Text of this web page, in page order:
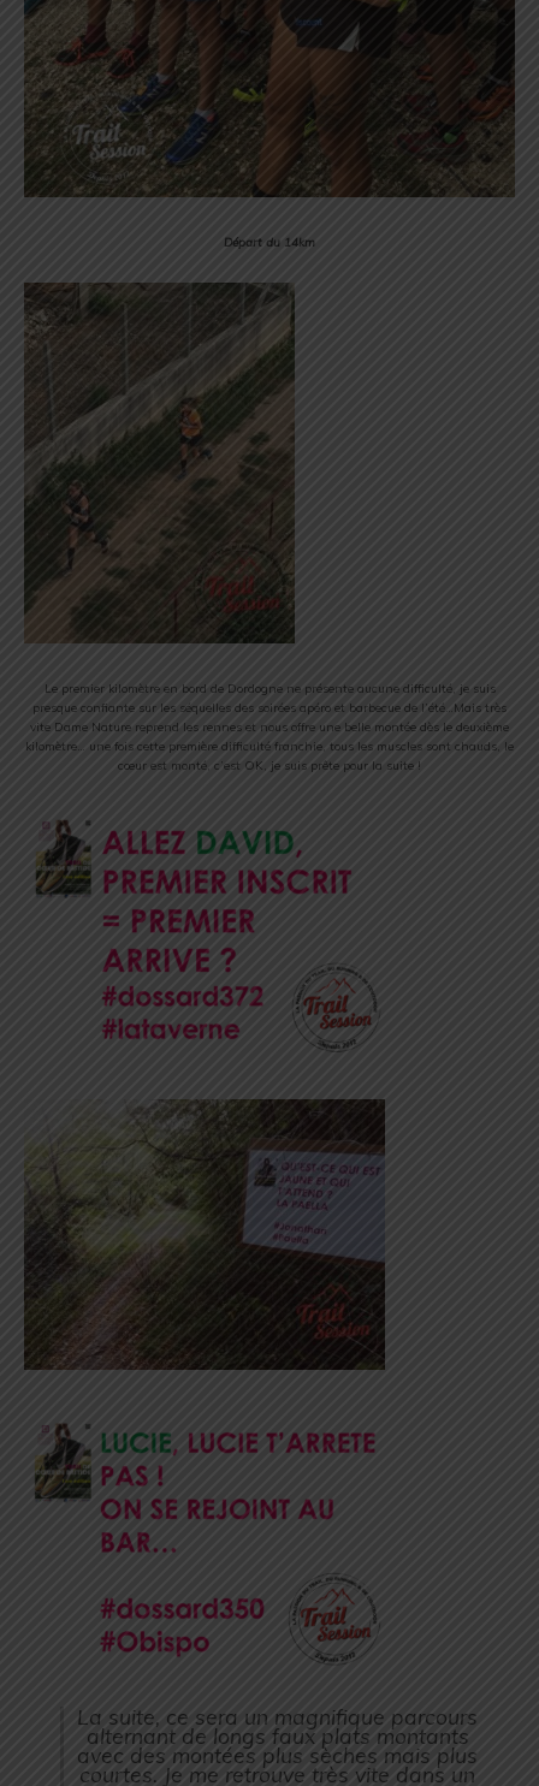
Départ du 14km
Le premier kilomètre en bord de Dordogne ne présente aucune difficulté, je suis
presque confiante sur les séquelles des soirées apéro et barbecue de l’été…Mais très
vite Dame Nature reprend les rennes et nous offre une belle montée dès le deuxième
kilomètre… une fois cette première difficulté franchie, tous les muscles sont chauds, le
cœur est monté, c’est OK, je suis prête pour la suite !
La suite, ce sera un magnifique parcours
alternant de longs faux plats montants
avec des montées plus sèches mais plus
courtes. Je me retrouve très vite dans un